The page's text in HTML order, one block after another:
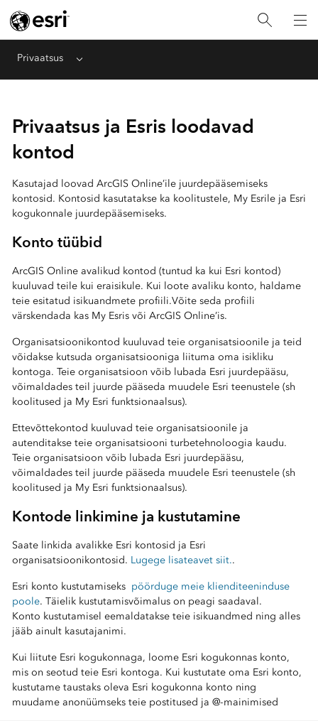
Privaatsus Menu
Privaatsus ja Esris loodavad
kontod
Kasutajad loovad ArcGIS Online’ile juurdepääsemiseks
kontosid. Kontosid kasutatakse ka koolitustele, My Esrile ja Esri
kogukonnale juurdepääsemiseks.
Konto tüübid
ArcGIS Online avalikud kontod (tuntud ka kui Esri kontod)
kuuluvad teile kui eraisikule. Kui loote avaliku konto, haldame
teie esitatud isikuandmete profiili.Võite seda profiili
värskendada kas My Esris või ArcGIS Online’is.
Organisatsioonikontod kuuluvad teie organisatsioonile ja teid
võidakse kutsuda organisatsiooniga liituma oma isikliku
kontoga. Teie organisatsioon võib lubada Esri juurdepääsu,
võimaldades teil juurde pääseda muudele Esri teenustele (sh
koolitused ja My Esri funktsionaalsus).
Ettevõttekontod kuuluvad teie organisatsioonile ja
autenditakse teie organisatsiooni turbetehnoloogia kaudu.
Teie organisatsioon võib lubada Esri juurdepääsu,
võimaldades teil juurde pääseda muudele Esri teenustele (sh
koolitused ja My Esri funktsionaalsus).
Kontode linkimine ja kustutamine
Saate linkida avalikke Esri kontosid ja Esri
organisatsioonikontosid. Lugege lisateavet siit..
Esri konto kustutamiseks pöörduge meie klienditeeninduse
poole. Täielik kustutamisvõimalus on peagi saadaval.
Konto kustutamisel eemaldatakse teie isikuandmed ning alles
jääb ainult kasutajanimi.
Kui liitute Esri kogukonnaga, loome Esri kogukonnas konto,
mis on seotud teie Esri kontoga. Kui kustutate oma Esri konto,
kustutame taustaks oleva Esri kogukonna konto ning
muudame anonüümseks teie postitused ja @-mainimised